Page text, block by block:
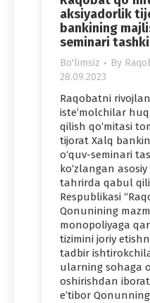
aksiyadorlik
bankining
seminari
Bo'limsiz By
28.09.2023
Raqobatni
isteʼmolchilar
qilish qo‘mitasi
tijorat Xalq
o‘quv-seminari
ko‘zlangan
tahrirda qabul
Respublikasi
Qonunining
monopoliyaga
tizimini joriy
tadbir
ularning sohaga
oshirishdan
eʼtibor